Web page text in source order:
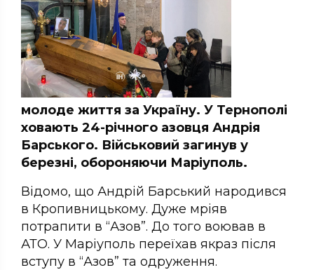
молоде життя за Україну. У Тернополі
ховають 24-річного азовця Андрія
Барського. Військовий загинув у
березні, обороняючи Маріуполь.
Відомо, що Андрій Барський народився
в Кропивницькому. Дуже мріяв
потрапити в “Азов”. До того воював в
АТО. У Маріуполь переїхав якраз після
вступу в “Азов” та одруження.